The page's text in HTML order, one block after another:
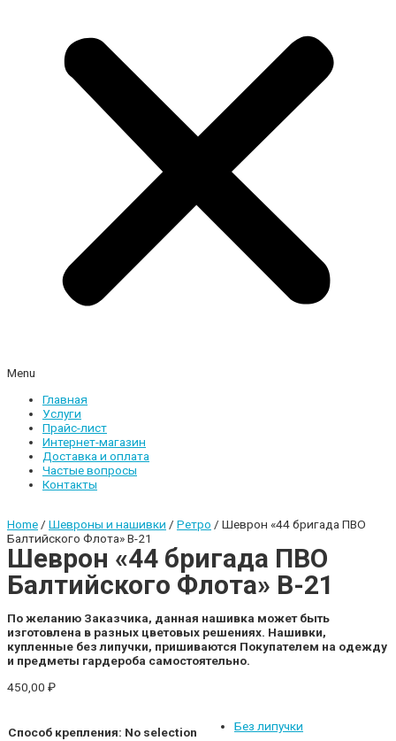
Menu
Главная
Услуги
Прайс-лист
Интернет-магазин
Доставка и оплата
Частые вопросы
Контакты
Home/ Шевроны и нашивки / Ретро / Шеврон «44 бригада ПВО
Балтийского Флота» В-21
Шеврон «44 бригада ПВО
Балтийского Флота» В-21
По желанию Заказчика, данная нашивка может быть
изготовлена в разных цветовых решениях. Нашивки,
купленные без липучки, пришиваются Покупателем на одежду
и предметы гардероба самостоятельно.
450,00 ₽
Способ крепления: No selection
Без липучки